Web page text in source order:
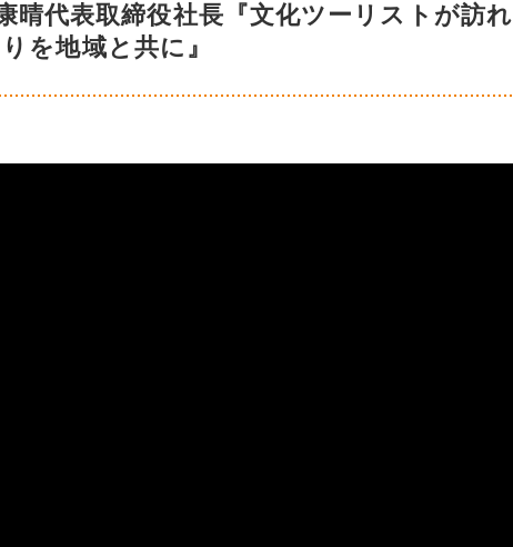
代表取締役社長『文化ツーリストが訪れ
を地域と共に』